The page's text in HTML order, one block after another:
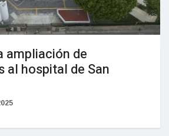
ampliación de
al hospital de San